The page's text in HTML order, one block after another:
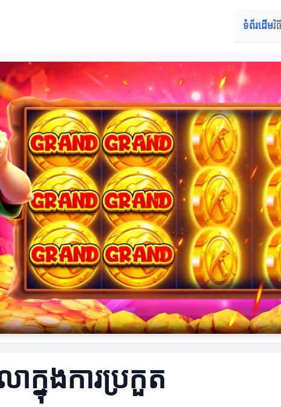
ទំព័រដើមវិ
ក្នុងការប្រកួត